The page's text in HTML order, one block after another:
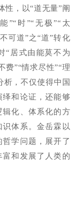
性，以“道无量”阐
”“时”“无极”“太
可道”之“道”转化
“居式由能莫不为
费”“情求尽性”“理
析，不仅使得中国
和论证，还能够
化、体系化的方
体系。金岳霖以
学问题，展开了
和发展了人类的